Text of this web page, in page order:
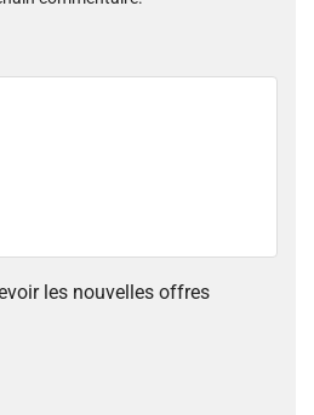
les nouvelles offres